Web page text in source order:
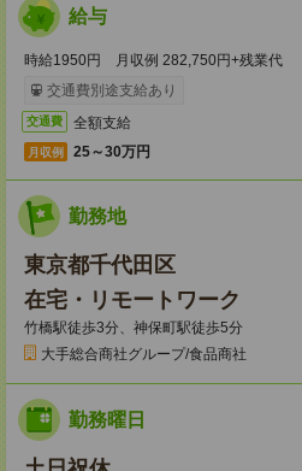
給与
時給1950円 月収例 282,750円+残業代
交通費別途支給あり
交通費 全額支給
月収例 25～30万円
勤務地
東京都千代田区
在宅・リモートワーク
竹橋駅徒歩3分、神保町駅徒歩5分
大手総合商社グループ/食品商社
勤務曜日